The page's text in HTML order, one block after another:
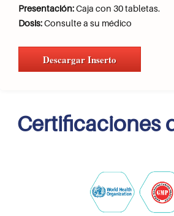
Presentación:Caja con 30 tabletas.
Dosis:Consulte a su médico
Descargar Inserto
Certificaciones